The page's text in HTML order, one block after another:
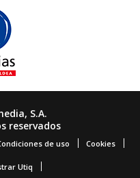
S.A.
reservados
de uso Cookies
Utiq